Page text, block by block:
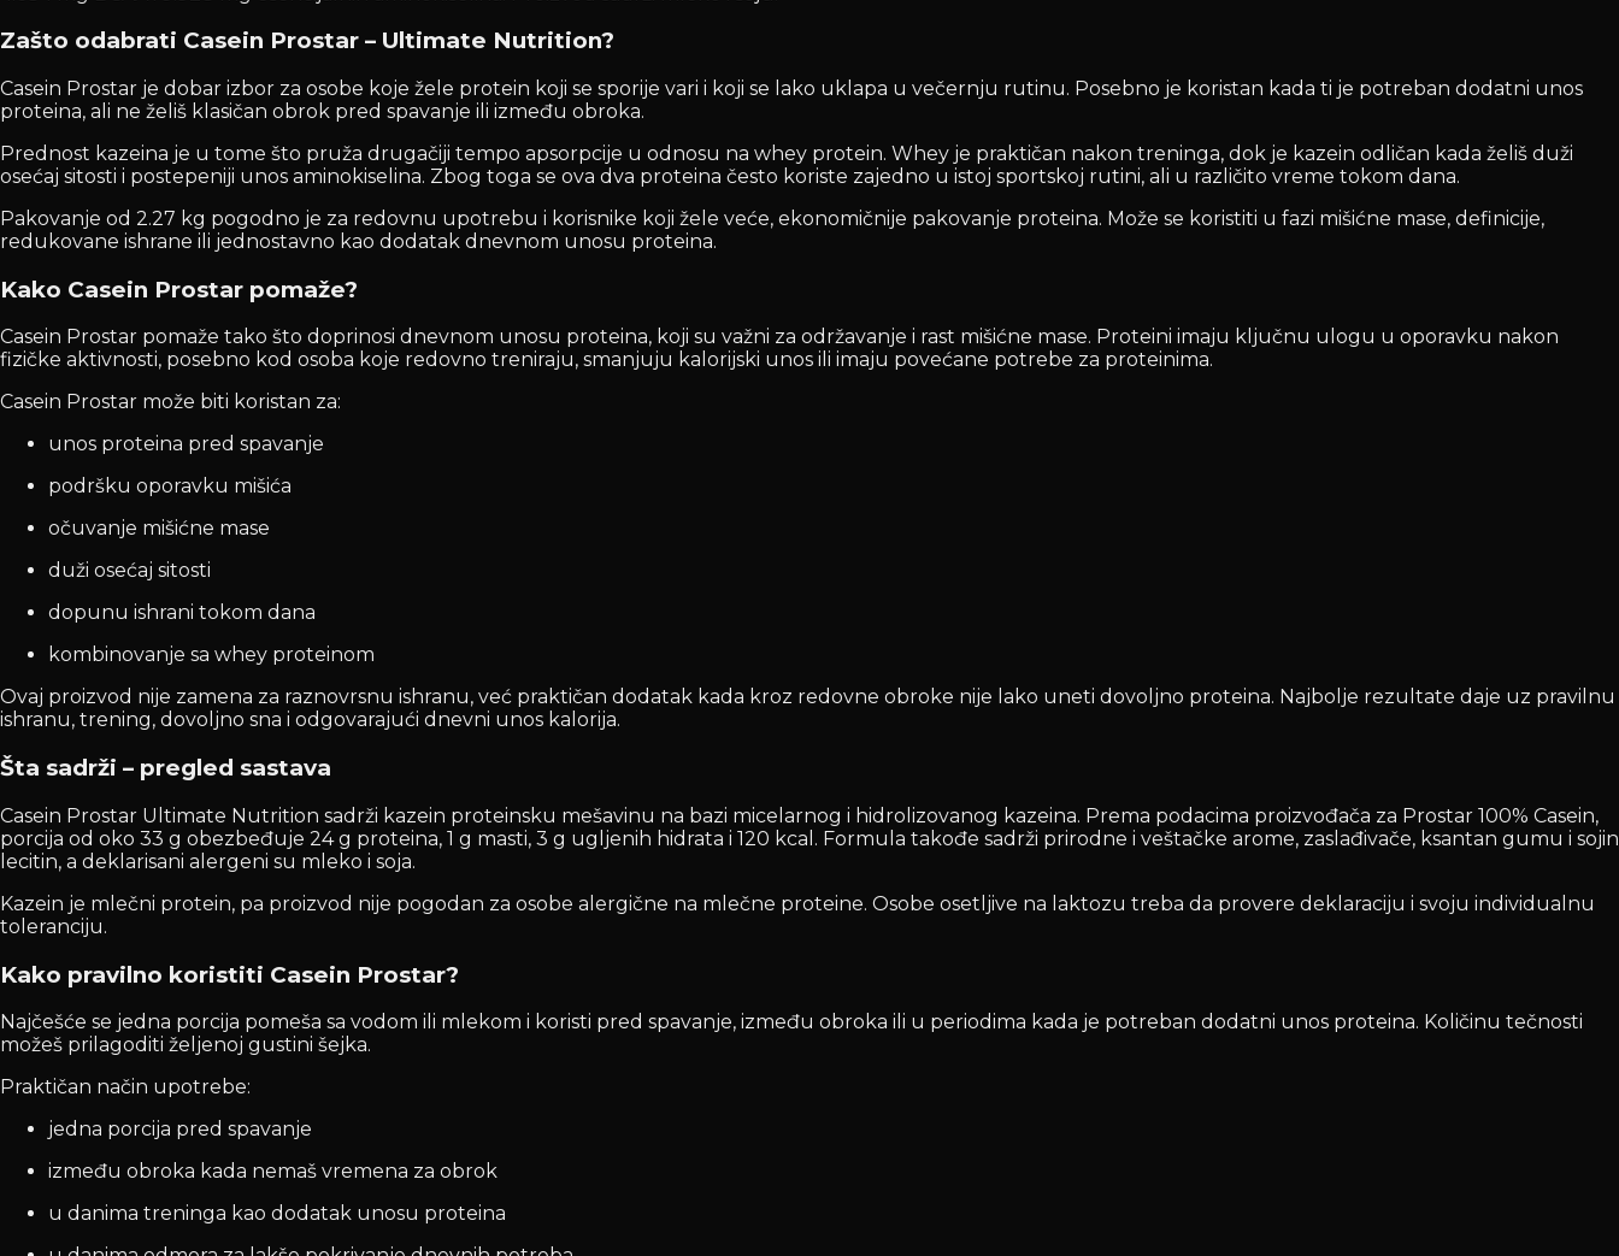
Zašto odabrati Casein Prostar – Ultimate Nutrition?
Casein Prostar je dobar izbor za osobe koje žele protein koji se sporije vari i koji se lako uklapa u večernju rutinu. Posebno je koristan kada ti je potreban dodatni unos
proteina, ali ne želiš klasičan obrok pred spavanje ili između obroka.
Prednost kazeina je u tome što pruža drugačiji tempo apsorpcije u odnosu na whey protein. Whey je praktičan nakon treninga, dok je kazein odličan kada želiš duži
osećaj sitosti i postepeniji unos aminokiselina. Zbog toga se ova dva proteina često koriste zajedno u istoj sportskoj rutini, ali u različito vreme tokom dana.
Pakovanje od 2.27 kg pogodno je za redovnu upotrebu i korisnike koji žele veće, ekonomičnije pakovanje proteina. Može se koristiti u fazi mišićne mase, definicije,
redukovane ishrane ili jednostavno kao dodatak dnevnom unosu proteina.
Kako Casein Prostar pomaže?
Casein Prostar pomaže tako što doprinosi dnevnom unosu proteina, koji su važni za održavanje i rast mišićne mase. Proteini imaju ključnu ulogu u oporavku nakon
fizičke aktivnosti, posebno kod osoba koje redovno treniraju, smanjuju kalorijski unos ili imaju povećane potrebe za proteinima.
Casein Prostar može biti koristan za:
unos proteina pred spavanje
podršku oporavku mišića
očuvanje mišićne mase
duži osećaj sitosti
dopunu ishrani tokom dana
kombinovanje sa whey proteinom
Ovaj proizvod nije zamena za raznovrsnu ishranu, već praktičan dodatak kada kroz redovne obroke nije lako uneti dovoljno proteina. Najbolje rezultate daje uz pravilnu
ishranu, trening, dovoljno sna i odgovarajući dnevni unos kalorija.
Šta sadrži – pregled sastava
Casein Prostar Ultimate Nutrition sadrži kazein proteinsku mešavinu na bazi micelarnog i hidrolizovanog kazeina. Prema podacima proizvođača za Prostar 100% Casein,
porcija od oko 33 g obezbeđuje 24 g proteina, 1 g masti, 3 g ugljenih hidrata i 120 kcal. Formula takođe sadrži prirodne i veštačke arome, zaslađivače, ksantan gumu i sojin
lecitin, a deklarisani alergeni su mleko i soja.
Kazein je mlečni protein, pa proizvod nije pogodan za osobe alergične na mlečne proteine. Osobe osetljive na laktozu treba da provere deklaraciju i svoju individualnu
toleranciju.
Kako pravilno koristiti Casein Prostar?
Najčešće se jedna porcija pomeša sa vodom ili mlekom i koristi pred spavanje, između obroka ili u periodima kada je potreban dodatni unos proteina. Količinu tečnosti
možeš prilagoditi željenoj gustini šejka.
Praktičan način upotrebe:
jedna porcija pred spavanje
između obroka kada nemaš vremena za obrok
u danima treninga kao dodatak unosu proteina